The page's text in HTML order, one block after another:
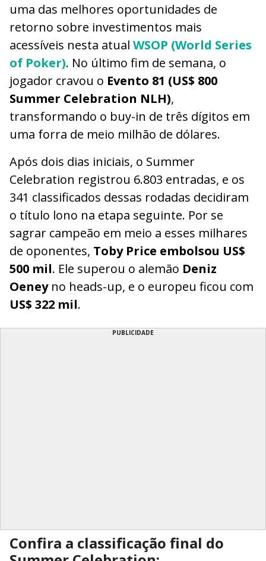
uma das melhores oportunidades de
retorno sobre investimentos mais
acessíveis nesta atual WSOP (World Series
of Poker). No último fim de semana, o
jogador cravou o Evento 81 (US$ 800
Summer Celebration NLH),
transformando o buy-in de três dígitos em
uma forra de meio milhão de dólares.
Após dois dias iniciais, o Summer
Celebration registrou 6.803 entradas, e os
341 classificados dessas rodadas decidiram
o título lono na etapa seguinte. Por se
sagrar campeão em meio a esses milhares
de oponentes, Toby Price embolsou US$
500 mil. Ele superou o alemão Deniz
Oeneyno heads-up, e o europeu ficou com
US$ 322 mil.
PUBLICIDADE
Confira a classificação final do